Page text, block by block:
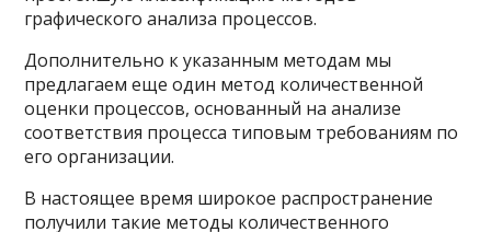
графического анализа процессов.
Дополнительно к указанным методам мы
предлагаем еще один метод количественной
оценки процессов, основанный на анализе
соответствия процесса типовым требованиям по
его организации.
В настоящее время широкое распространение
получили такие методы количественного